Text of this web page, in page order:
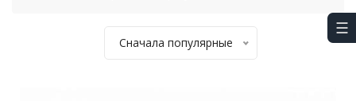
Сначала популярные